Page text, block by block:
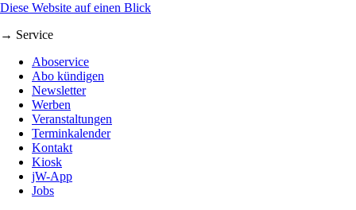
Diese Website auf einen Blick
→ Service
Aboservice
Abo kündigen
Newsletter
Werben
Veranstaltungen
Terminkalender
Kontakt
Kiosk
jW-App
Jobs